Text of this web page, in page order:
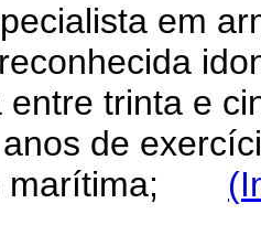
em
entre trinta e
de
marítima;